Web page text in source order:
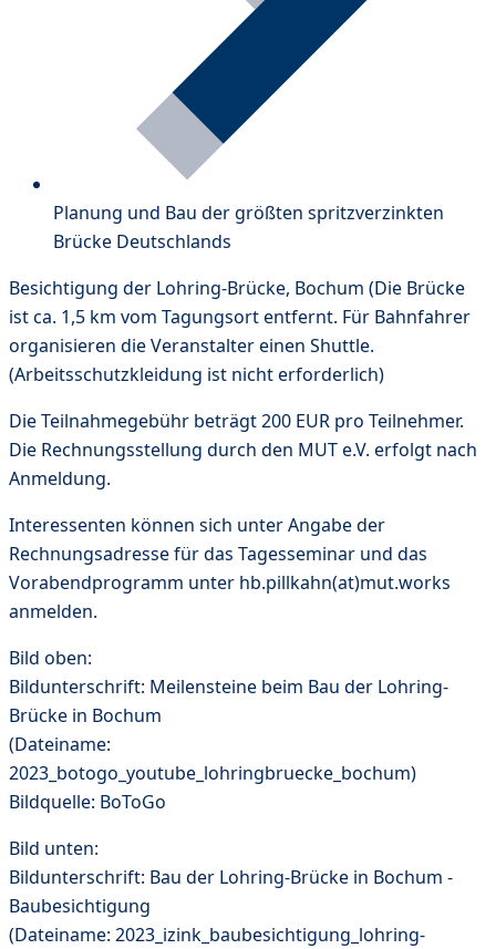
Planung und Bau der größten spritzverzinkten
Brücke Deutschlands
Besichtigung der Lohring-Brücke, Bochum (Die Brücke
ist ca. 1,5 km vom Tagungsort entfernt. Für Bahnfahrer
organisieren die Veranstalter einen Shuttle.
(Arbeitsschutzkleidung ist nicht erforderlich)
Die Teilnahmegebühr beträgt 200 EUR pro Teilnehmer.
Die Rechnungsstellung durch den MUT e.V. erfolgt nach
Anmeldung.
Interessenten können sich unter Angabe der
Rechnungsadresse für das Tagesseminar und das
Vorabendprogramm unter hb.pillkahn(at)mut.works
anmelden.
Bild oben:
Bildunterschrift: Meilensteine beim Bau der Lohring-
Brücke in Bochum
(Dateiname:
2023_botogo_youtube_lohringbruecke_bochum)
Bildquelle: BoToGo
Bild unten:
Bildunterschrift: Bau der Lohring-Brücke in Bochum -
Baubesichtigung
(Dateiname: 2023_izink_baubesichtigung_lohring-